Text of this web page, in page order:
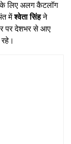
के लिए अलग कैटलॉग
मेंश्वेता सिंहने
पर देशभर से आए
रहे।